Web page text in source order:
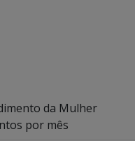
da Mulher
por mês